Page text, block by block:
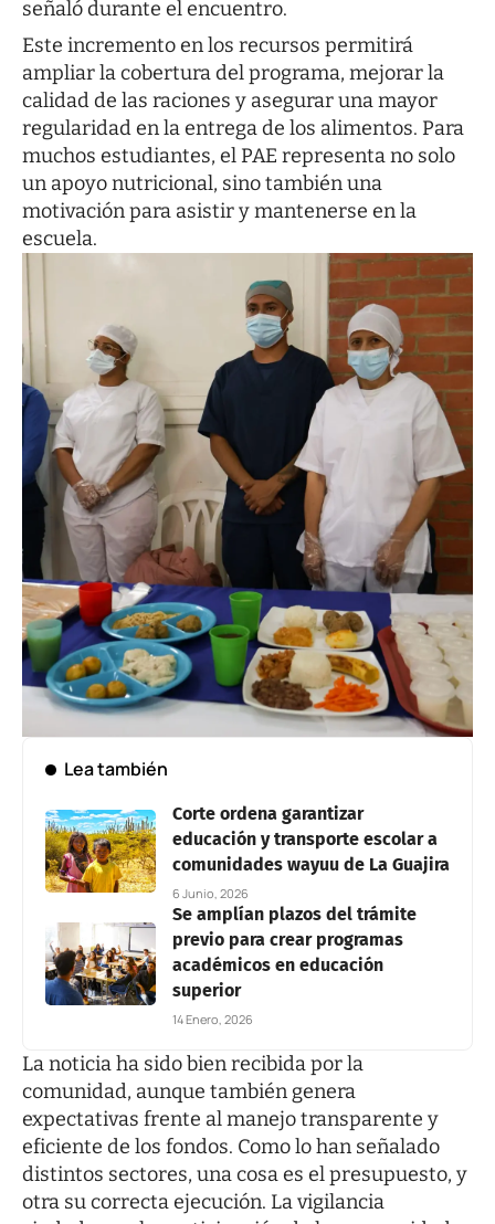
señaló durante el encuentro.
Este incremento en los recursos permitirá
ampliar la cobertura del programa, mejorar la
calidad de las raciones y asegurar una mayor
regularidad en la entrega de los alimentos. Para
muchos estudiantes, el PAE representa no solo
un apoyo nutricional, sino también una
motivación para asistir y mantenerse en la
escuela.
Lea también
Corte ordena garantizar
educación y transporte escolar a
comunidades wayuu de La Guajira
6 Junio, 2026
Se amplían plazos del trámite
previo para crear programas
académicos en educación
superior
14 Enero, 2026
La noticia ha sido bien recibida por la
comunidad, aunque también genera
expectativas frente al manejo transparente y
eficiente de los fondos. Como lo han señalado
distintos sectores, una cosa es el presupuesto, y
otra su correcta ejecución. La vigilancia